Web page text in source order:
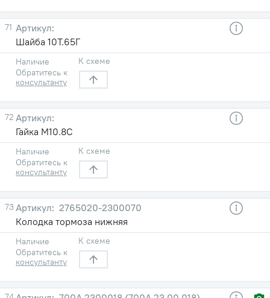
71
Шайба 10Т.65Г
Наличие
Обратитесь к
консультанту
К схеме
72
Гайка М10.8С
Наличие
Обратитесь к
консультанту
К схеме
73
2765020-2300070
Колодка тормоза нижняя
Наличие
Обратитесь к
консультанту
К схеме